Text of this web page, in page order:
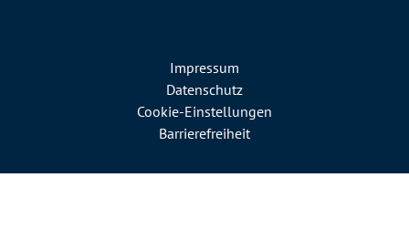
Impressum
Datenschutz
Cookie-Einstellungen
Barrierefreiheit